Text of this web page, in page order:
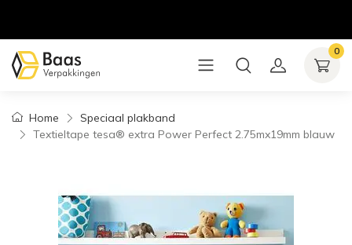
0
Home
Speciaal plakband
Textieltape tesa® extra Power Perfect 2.75mx19mm blauw